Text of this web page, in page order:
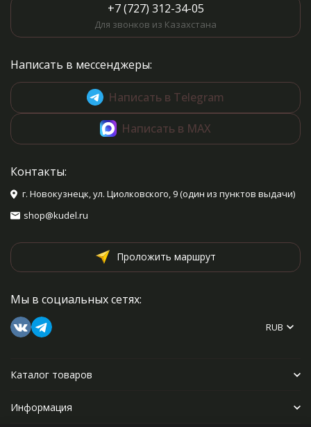
+7 (727) 312-34-05
Для звонков из Казахстана
Написать в мессенджеры:
Написать в Telegram
Написать в MAX
Контакты:
г. Новокузнецк, ул. Циолковского, 9 (один из пунктов выдачи)
shop@kudel.ru
Проложить маршрут
Мы в социальных сетях:
RUB
Каталог товаров
Информация